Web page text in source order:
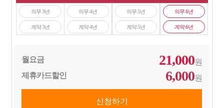
의무 3년
계약 3년
의무 4년
계약 4년
의무 5년
계약 5년
의무 6년
계약 6년
월요금 21,000원
제휴카드할인
6,000원